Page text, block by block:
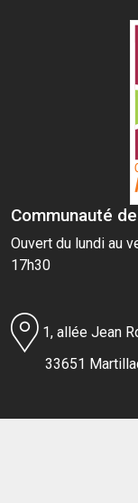
Communauté
Ouvert du lundi au
17h30
1, allée Jean
33651